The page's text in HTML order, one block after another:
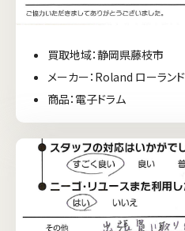
買取地域：静岡県藤枝市
メーカー：Roland ローランド
商品：電子ドラム